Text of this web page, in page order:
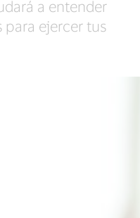
a entender
ejercer tus